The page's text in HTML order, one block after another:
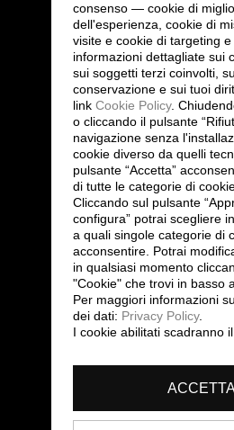
consenso — cookie di
dell'esperienza, cookie di
visite e cookie di targeting
informazioni dettagliate sui
sui soggetti terzi coinvolti,
conservazione e sui tuoi
link Cookie Policy.
o cliccando il pulsante
navigazione senza
cookie diverso da quelli
pulsante “Accetta”
di tutte le categorie di
Cliccando sul pulsante
configura” potrai scegliere
a quali singole categorie di
acconsentire. Potrai
in qualsiasi momento
"Cookie" che trovi in basso
Per maggiori informazioni
dei dati: Privacy Policy.
I cookie abilitati scadranno
ACCETTA